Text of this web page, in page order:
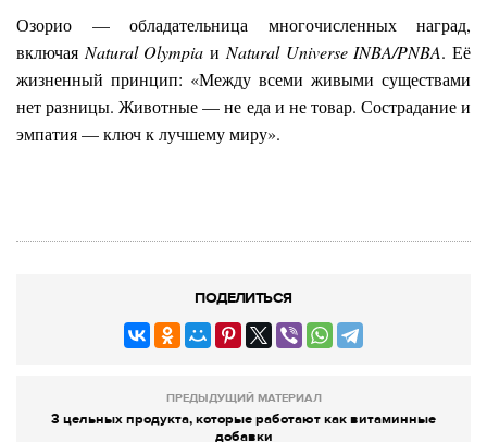
Озорио — обладательница многочисленных наград,
включаяNatural Olympia иNatural Universe INBA/PNBA. Её
жизненный принцип: «Между всеми живыми существами
нет разницы. Животные — не еда и не товар. Сострадание и
эмпатия — ключ к лучшему миру».
ПОДЕЛИТЬСЯ
ПРЕДЫДУЩИЙ МАТЕРИАЛ
3 цельных продукта, которые работают как витаминные
добавки